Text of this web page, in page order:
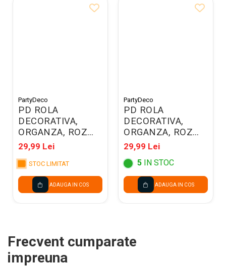
PartyDeco
PD ROLA
DECORATIVA,
ORGANZA, ROZ
PAL 0.36x9M ORP-
081B
29,99 Lei
STOC LIMITAT
ADAUGA IN COS
PartyDeco
PD ROLA
DECORATIVA,
ORGANZA, ROZ
DESCHIS 0.36x9M
ORP-081J
29,99 Lei
5 IN STOC
ADAUGA IN COS
Frecvent cumparate
impreuna